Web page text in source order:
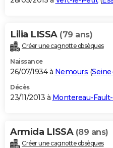
Lilia LISSA (79 ans)
Créer une cagnotte obsèques
Naissance
26/07/1934 à Nemours (
Décès
23/11/2013 à Montereau-
Armida LISSA (89 ans)
Créer une cagnotte obsèques